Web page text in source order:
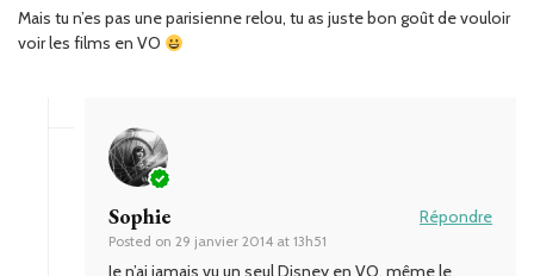
Mais tu n’es pas une parisienne relou, tu as juste bon goût de vouloir
voir les films en VO
Sophie
Posted on 29 janvier 2014 at 13h51
Répondre
Je n’ai jamais vu un seul Disney en VO, même le